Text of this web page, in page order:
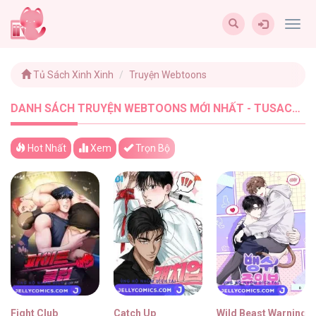
Tủ Sách Xinh Xinh Truyện Webtoons
DANH SÁCH TRUYỆN WEBTOONS MỚI NHẤT - TUSACHXINHXINH (13)
Hot Nhất Xem Trọn Bộ
Fight Club Catch Up Wild Beast Warning